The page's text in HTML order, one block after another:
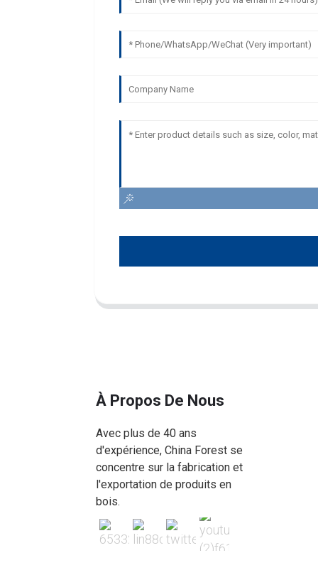
À Propos De Nous
Avec plus de 40 ans
d'expérience, China Forest se
concentre sur la fabrication et
l'exportation de produits en
bois.